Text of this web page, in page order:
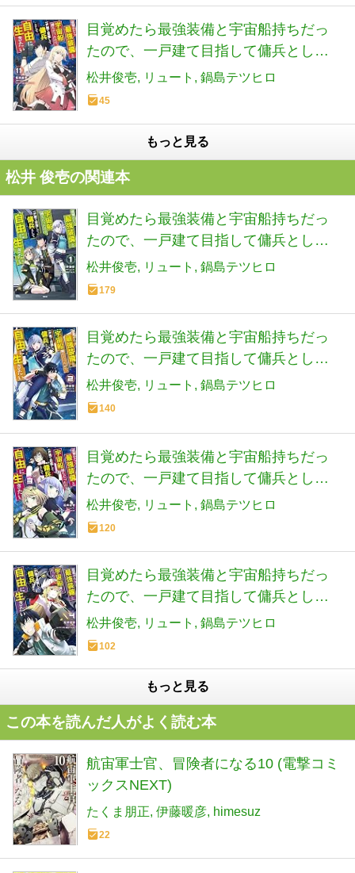
目覚めたら最強装備と宇宙船持ちだっ
たので、一戸建て目指して傭兵として
自由に生きたい 11 (MFC)
松井俊壱 リュート 鍋島テツヒロ
45
もっと見る
松井 俊壱の関連本
目覚めたら最強装備と宇宙船持ちだっ
たので、一戸建て目指して傭兵として
自由に生きたい 1 (MFC)
松井俊壱 リュート 鍋島テツヒロ
179
目覚めたら最強装備と宇宙船持ちだっ
たので、一戸建て目指して傭兵として
自由に生きたい 2 (MFC)
松井俊壱 リュート 鍋島テツヒロ
140
目覚めたら最強装備と宇宙船持ちだっ
たので、一戸建て目指して傭兵として
自由に生きたい 3 (MFC)
松井俊壱 リュート 鍋島テツヒロ
120
目覚めたら最強装備と宇宙船持ちだっ
たので、一戸建て目指して傭兵として
自由に生きたい 4 (MFC)
松井俊壱 リュート 鍋島テツヒロ
102
もっと見る
この本を読んだ人がよく読む本
航宙軍士官、冒険者になる10 (電撃コミ
ックスNEXT)
たくま朋正 伊藤暖彦 himesuz
22